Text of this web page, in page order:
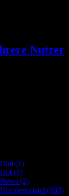
Nutzer
Dali (1)
Di4 (1)
News (2)
Uncategorized (683)